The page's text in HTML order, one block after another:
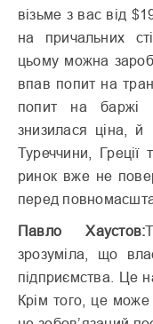
візьме з вас від
на причальних
цьому можна
впав попит на
попит на баржі
знизилася ціна,
Туреччини,
ринок вже не
перед
Павло Хаустов:
зрозуміла, що
підприємства. Це
Крім того, це може